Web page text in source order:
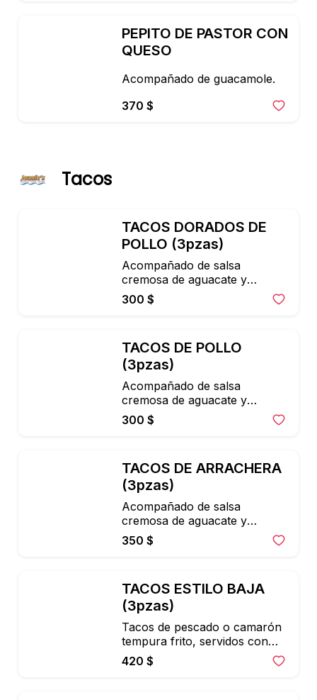
PEPITO DE PASTOR CON
QUESO
Acompañado de guacamole.
370 $
Tacos
TACOS DORADOS DE
POLLO (3pzas)
Acompañado de salsa
cremosa de aguacate y
cebolla encurtida.
300 $
TACOS DE POLLO
(3pzas)
Acompañado de salsa
cremosa de aguacate y
cebolla encurtida.
300 $
TACOS DE ARRACHERA
(3pzas)
Acompañado de salsa
cremosa de aguacate y
cebolla encurtida.
350 $
TACOS ESTILO BAJA
(3pzas)
Tacos de pescado o camarón
tempura frito, servidos con
col morada, col blanca,
aderezo de mayonesa chipotle
420 $